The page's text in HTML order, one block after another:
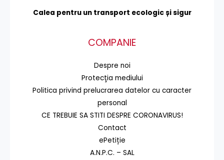
Calea pentru un transport ecologic și sigur
COMPANIE
Despre noi
Protecţia mediului
Politica privind prelucrarea datelor cu caracter
personal
CE TREBUIE SA STITI DESPRE CORONAVIRUS!
Contact
ePetiție
A.N.P.C. – SAL